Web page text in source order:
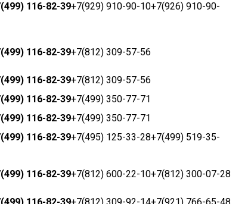
116-82-39+7(929) 910-90-10+7(926) 910-90-
116-82-39+7(812) 309-57-56
116-82-39+7(812) 309-57-56
116-82-39+7(499) 350-77-71
116-82-39+7(499) 350-77-71
116-82-39+7(495) 125-33-28+7(499) 519-35-
116-82-39+7(812) 600-22-10+7(812) 300-07-28